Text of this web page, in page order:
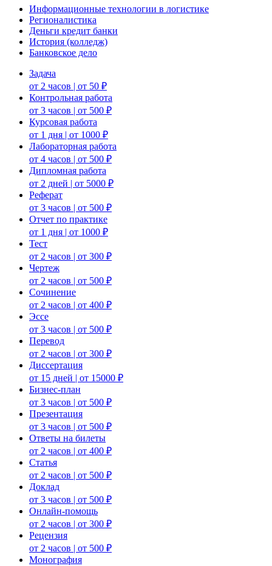
Информационные технологии в логистике
Регионалистика
Деньги кредит банки
История (колледж)
Банковское дело
Задача
от 2 часов | от 50 ₽
Контрольная работа
от 3 часов | от 500 ₽
Курсовая работа
от 1 дня | от 1000 ₽
Лабораторная работа
от 4 часов | от 500 ₽
Дипломная работа
от 2 дней | от 5000 ₽
Реферат
от 3 часов | от 500 ₽
Отчет по практике
от 1 дня | от 1000 ₽
Тест
от 2 часов | от 300 ₽
Чертеж
от 2 часов | от 500 ₽
Сочинение
от 2 часов | от 400 ₽
Эссе
от 3 часов | от 500 ₽
Перевод
от 2 часов | от 300 ₽
Диссертация
от 15 дней | от 15000 ₽
Бизнес-план
от 3 часов | от 500 ₽
Презентация
от 3 часов | от 500 ₽
Ответы на билеты
от 2 часов | от 400 ₽
Статья
от 2 часов | от 500 ₽
Доклад
от 3 часов | от 500 ₽
Онлайн-помощь
от 2 часов | от 300 ₽
Рецензия
от 2 часов | от 500 ₽
Монография